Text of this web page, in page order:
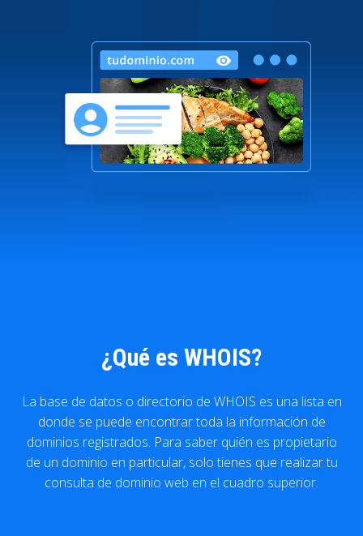
¿Qué es WHOIS?
La base de datos o directorio de WHOIS es una lista en
donde se puede encontrar toda la información de
dominios registrados. Para saber quién es propietario
de un dominio en particular, solo tienes que realizar tu
consulta de dominio web en el cuadro superior.